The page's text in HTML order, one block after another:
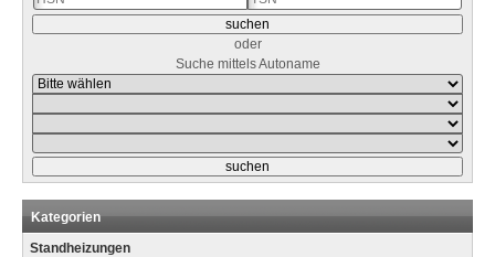
oder
Suche mittels Autoname
Kategorien
Standheizungen